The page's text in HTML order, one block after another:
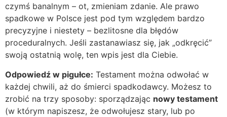
czymś banalnym – ot, zmieniam zdanie. Ale prawo
spadkowe w Polsce jest pod tym względem bardzo
precyzyjne i niestety – bezlitosne dla błędów
proceduralnych. Jeśli zastanawiasz się, jak „odkręcić”
swoją ostatnią wolę, ten wpis jest dla Ciebie.
Odpowiedź w pigułce: Testament można odwołać w
każdej chwili, aż do śmierci spadkodawcy. Możesz to
zrobić na trzy sposoby: sporządzając nowy testament
(w którym napiszesz, że odwołujesz stary, lub po